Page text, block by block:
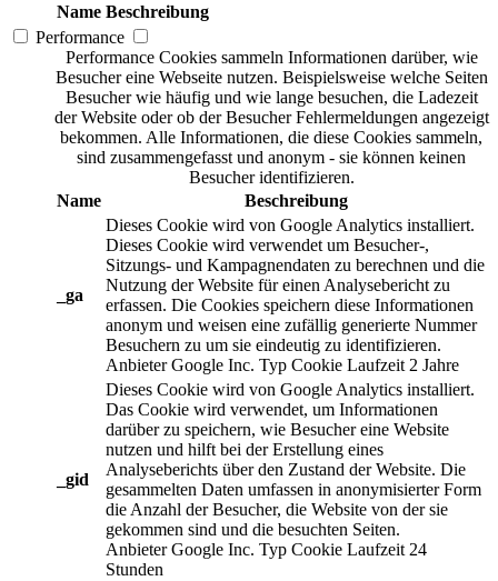
Name Beschreibung
Performance
Performance Cookies sammeln Informationen darüber, wie
Besucher eine Webseite nutzen. Beispielsweise welche Seiten
Besucher wie häufig und wie lange besuchen, die Ladezeit
der Website oder ob der Besucher Fehlermeldungen angezeigt
bekommen. Alle Informationen, die diese Cookies sammeln,
sind zusammengefasst und anonym - sie können keinen
Besucher identifizieren.
Name
Beschreibung
_ga
Dieses Cookie wird von Google Analytics installiert.
Dieses Cookie wird verwendet um Besucher-,
Sitzungs- und Kampagnendaten zu berechnen und die
Nutzung der Website für einen Analysebericht zu
erfassen. Die Cookies speichern diese Informationen
anonym und weisen eine zufällig generierte Nummer
Besuchern zu um sie eindeutig zu identifizieren.
Anbieter Google Inc. Typ Cookie Laufzeit 2 Jahre
_gid
Dieses Cookie wird von Google Analytics installiert.
Das Cookie wird verwendet, um Informationen
darüber zu speichern, wie Besucher eine Website
nutzen und hilft bei der Erstellung eines
Analyseberichts über den Zustand der Website. Die
gesammelten Daten umfassen in anonymisierter Form
die Anzahl der Besucher, die Website von der sie
gekommen sind und die besuchten Seiten.
Anbieter Google Inc. Typ Cookie Laufzeit 24
Stunden